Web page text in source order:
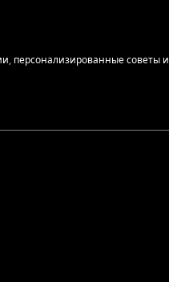
персонализированные советы и